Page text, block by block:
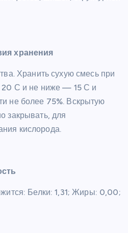
хранения
Хранить сухую смесь при
20 С и не ниже — 15 С и
не более 75%. Вскрытую
закрывать, для
кислорода.
Белки: 1,31; Жиры: 0,00;